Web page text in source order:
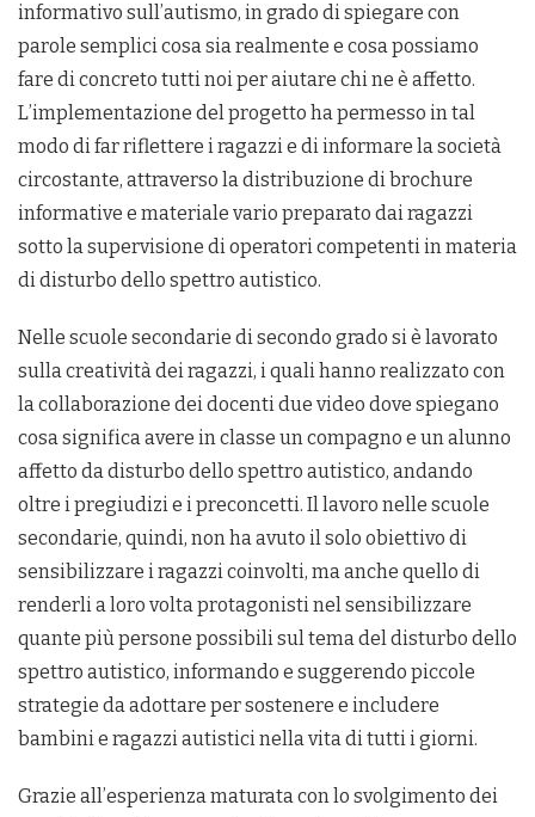
informativo sull’autismo, in grado di spiegare con
parole semplici cosa sia realmente e cosa possiamo
fare di concreto tutti noi per aiutare chi ne è affetto.
L’implementazione del progetto ha permesso in tal
modo di far riflettere i ragazzi e di informare la società
circostante, attraverso la distribuzione di brochure
informative e materiale vario preparato dai ragazzi
sotto la supervisione di operatori competenti in materia
di disturbo dello spettro autistico.
Nelle scuole secondarie di secondo grado si è lavorato
sulla creatività dei ragazzi, i quali hanno realizzato con
la collaborazione dei docenti due video dove spiegano
cosa significa avere in classe un compagno e un alunno
affetto da disturbo dello spettro autistico, andando
oltre i pregiudizi e i preconcetti. Il lavoro nelle scuole
secondarie, quindi, non ha avuto il solo obiettivo di
sensibilizzare i ragazzi coinvolti, ma anche quello di
renderli a loro volta protagonisti nel sensibilizzare
quante più persone possibili sul tema del disturbo dello
spettro autistico, informando e suggerendo piccole
strategie da adottare per sostenere e includere
bambini e ragazzi autistici nella vita di tutti i giorni.
Grazie all’esperienza maturata con lo svolgimento dei